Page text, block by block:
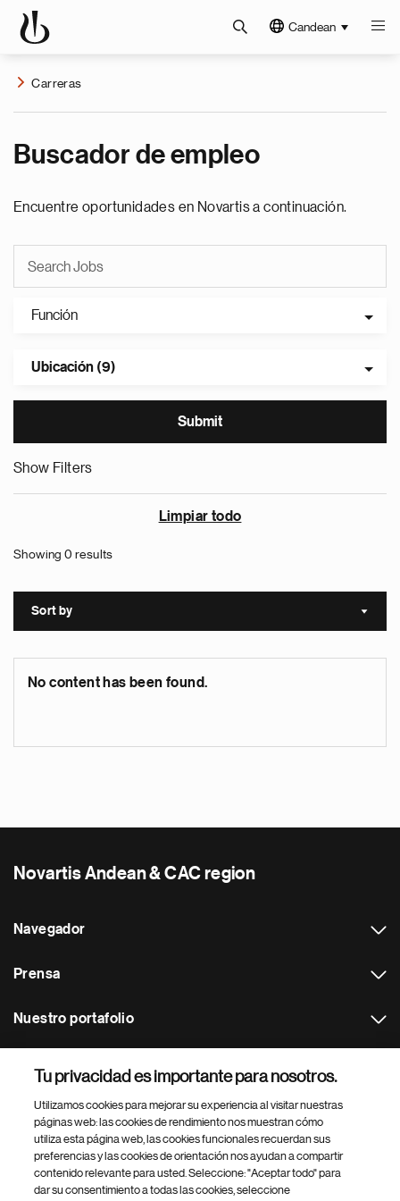
Candean
Carreras
Buscador de empleo
Encuentre oportunidades en Novartis a continuación.
Función
Ubicación (9)
Show Filters
Limpiar todo
Showing 0 results
Sort by Sort
No content has been found.
Novartis Andean & CAC region
Navegador
Prensa
Nuestro portafolio
Footer Site Search
Tu privacidad es importante para nosotros.
Utilizamos cookies para mejorar su experiencia al visitar nuestras
páginas web: las cookies de rendimiento nos muestran cómo
utiliza esta página web, las cookies funcionales recuerdan sus
preferencias y las cookies de orientación nos ayudan a compartir
contenido relevante para usted. Seleccione: "Aceptar todo" para
dar su consentimiento a todas las cookies, seleccione